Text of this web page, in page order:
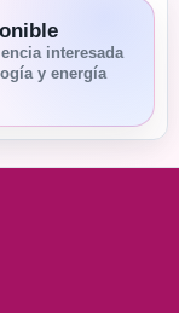
interesada
y energía